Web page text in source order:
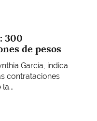
300
de pesos
García, indica
contrataciones